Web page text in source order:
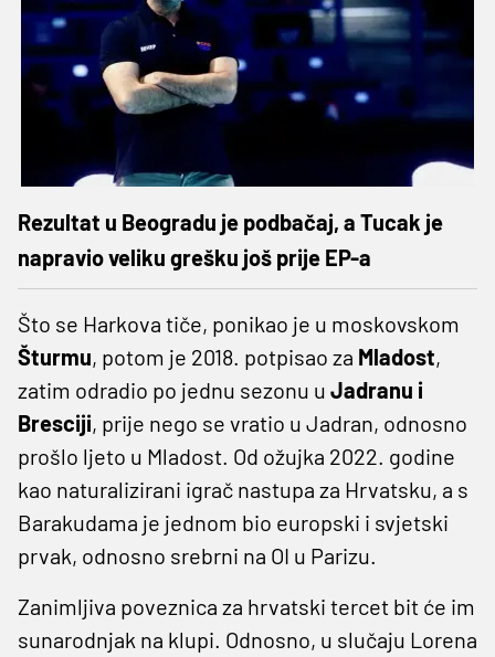
Rezultat u Beogradu je podbačaj, a Tucak je
napravio veliku grešku još prije EP-a
Što se Harkova tiče, ponikao je u moskovskom
Šturmu, potom je 2018. potpisao za Mladost,
zatim odradio po jednu sezonu u Jadranu i
Bresciji, prije nego se vratio u Jadran, odnosno
prošlo ljeto u Mladost. Od ožujka 2022. godine
kao naturalizirani igrač nastupa za Hrvatsku, a s
Barakudama je jednom bio europski i svjetski
prvak, odnosno srebrni na OI u Parizu.
Zanimljiva poveznica za hrvatski tercet bit će im
sunarodnjak na klupi. Odnosno, u slučaju Lorena